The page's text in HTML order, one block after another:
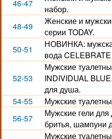
46-47
набор.
48-49
Женские и
серии TODAY.
50-51
НОВИНКА:
вода
52-53
Мужские
INDIVIDUAL
для душа.
54-55 Мужские
56-57
Мужские гели
бритья, шампуни
Мужские